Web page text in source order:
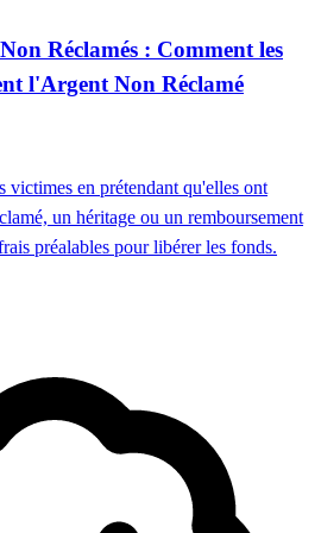
Réclamés : Comment les
l'Argent Non Réclamé
victimes en prétendant qu'elles ont
un héritage ou un remboursement
préalables pour libérer les fonds.